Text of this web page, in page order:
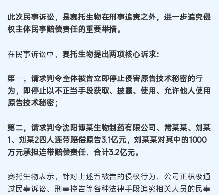
此次民事诉讼，是赛托生物在刑事追责之外，进一步追究侵
权主体民事赔偿责任的重要举措。
在民事诉讼中， 赛托生物提出两项核心诉求：
第一，请求判令全体被告立即停止侵害原告技术秘密的行
为，即停止以不正当手段获取、披露、使用、允许他人使用
原告技术秘密；
第二，请求判令沈阳博某生物制药有限公司、常某某、刘某
1、刘某2四人连带赔偿原告3.1亿元，刘某某对其中的1000
万元承担连带赔偿责任，合计3.2亿元。
赛托生物表示，针对上述五被告的侵权行为，公司正积极通
过民事诉讼、刑事控告等各种法律手段追究相关人员的民事